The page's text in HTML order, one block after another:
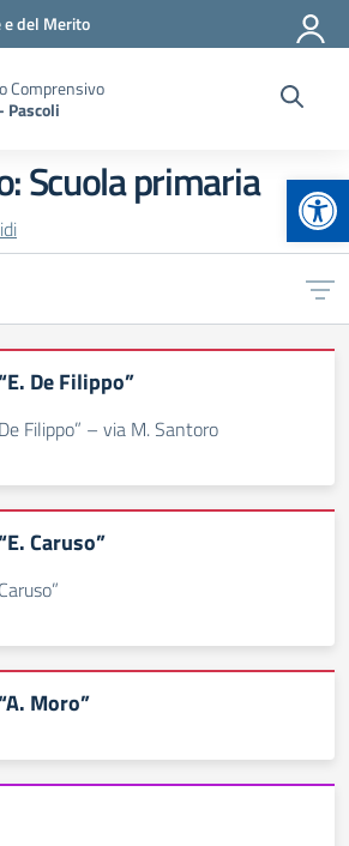
del Merito
Comprensivo
Pascoli
Scuola primaria
De Filippo”
Filippo” – via M. Santoro
Caruso”
Moro”